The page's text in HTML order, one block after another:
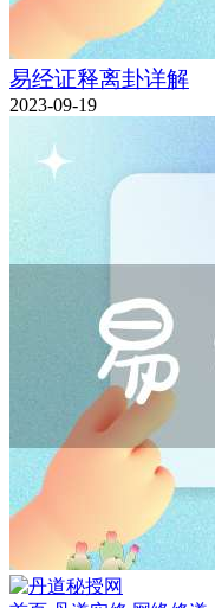
易经证释离卦详解
2023-09-19